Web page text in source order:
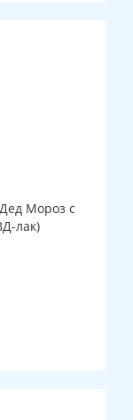
Мороз с
лак)